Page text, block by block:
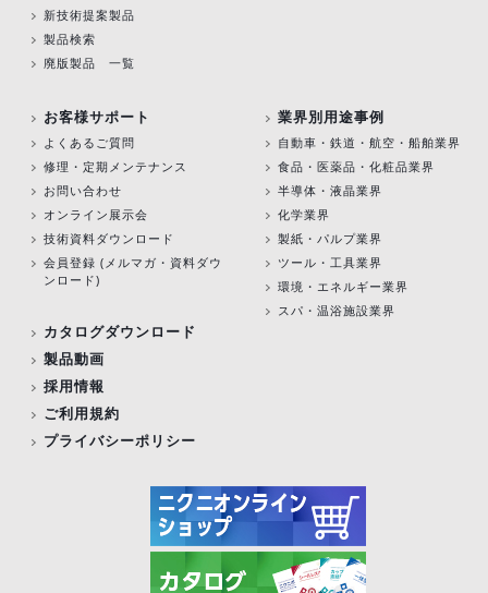
新技術提案製品
製品検索
廃版製品 一覧
お客様サポート
よくあるご質問
修理・定期メンテナンス
お問い合わせ
オンライン展示会
技術資料ダウンロード
会員登録 (メルマガ・資料ダウ
ンロード)
カタログダウンロード
製品動画
採用情報
ご利用規約
プライバシーポリシー
業界別用途事例
自動車・鉄道・航空・船舶業界
食品・医薬品・化粧品業界
半導体・液晶業界
化学業界
製紙・パルプ業界
ツール・工具業界
環境・エネルギー業界
スパ・温浴施設業界